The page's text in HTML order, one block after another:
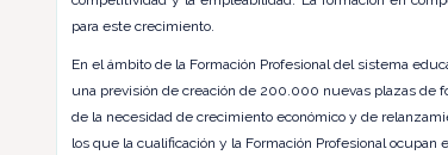
para este crecimiento.
En el ámbito de la Formación Profesional del sistema
una previsión de creación de 200.000 nuevas plazas de
de la necesidad de crecimiento económico y de
los que la cualificación y la Formación Profesional ocupan